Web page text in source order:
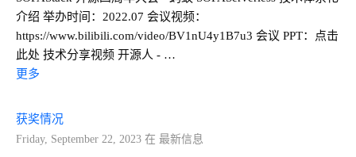
介绍 举办时间：2022.07 会议视频：
https://www.bilibili.com/video/BV1nU4y1B7u3 会议 PPT：点击
此处 技术分享视频 开源人 - …
更多
获奖情况
Friday, September 22, 2023 在 最新信息